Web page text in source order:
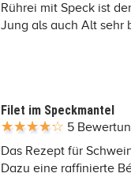
Rührei mit Speck ist
Jung als auch Alt sehr
Filet im Speckmantel
5
Das Rezept für
Dazu eine raffinierte